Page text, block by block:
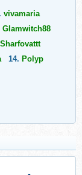
vivamaria
Glamwitch88
Sharfovattt
14. Polyp